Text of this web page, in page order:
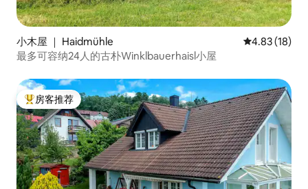
小木屋 ｜ Haidmühle 平均评分
4.83 (18)
最多可容纳24人的古朴Winklbauerhaisl小屋
热门「房客推荐」
房客推荐